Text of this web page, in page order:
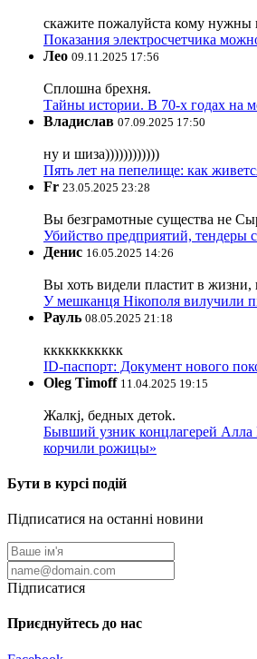
скажите пожалуйста кому нужны
Показания электросчетчика
Лео 09.11.2025 17:56
Сплошна брехня.
Тайны истории. В 70-х годах на
Владислав 07.09.2025 17:50
ну и шиза))))))))))))
Пять лет на пепелище: как
Fr 23.05.2025 23:28
Вы безграмотные существа не
Убийство предприятий, тендеры
Денис 16.05.2025 14:26
Вы хоть видели пластит в жизни,
У мешканця Нікополя вилучили
Рауль 08.05.2025 21:18
ккккккккккк
ID-паспорт: Документ нового
Oleg Timoff 11.04.2025 19:15
Жалкj, бедных детok.
Бывший узник концлагерей Алла
корчили рожицы»
Бути в курсі подій
Підписатися на останні новини
Підписатися
Приєднуйтесь до нас